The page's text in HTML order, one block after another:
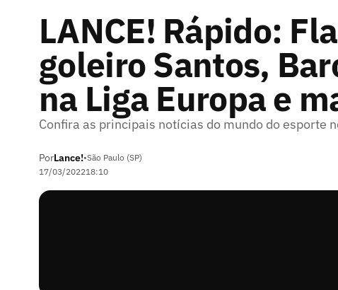
LANCE! Rápido:
goleiro Santos,
na Liga Europa e
Confira as principais notícias do mundo do esporte
PorLance!•São Paulo (SP)
17/03/202218:10